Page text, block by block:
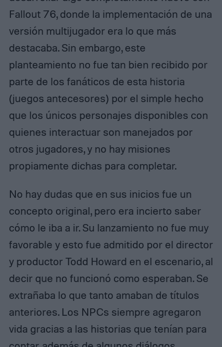
Fallout 76, donde la implementación de una
versión multijugador era lo que más
destacaba. Sin embargo, este
planteamiento no fue tan bien recibido por
parte de los fanáticos de esta historia
(juegos antecesores) por el simple hecho
que los únicos personajes disponibles con
quienes interactuar son manejados por
otros jugadores, y no hay misiones
propiamente dichas para completar.
No hay dudas que en sus inicios fue un
concepto original, pero era incierto saber
cómo le iba a ir. Su lanzamiento no fue muy
favorable y esto fue admitido por el director
y productor Todd Howard en el escenario, al
decir que no funcionó como esperaban. Se
extrañaba lo que tanto amaban de títulos
anteriores. Los NPCs siempre agregaron
vida gracias a las historias que tenían para